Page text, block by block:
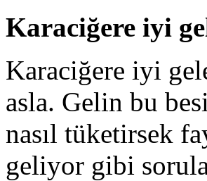
Karaciğere iyi
Karaciğere iyi
asla. Gelin bu
nasıl tüketirsek
geliyor gibi